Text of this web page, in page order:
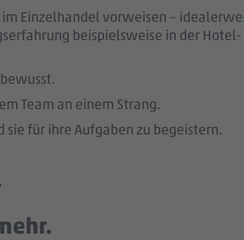
Einzelhandel vorweisen –
beispielsweise in der
Team an einem Strang.
sie für ihre Aufgaben zu begeistern.